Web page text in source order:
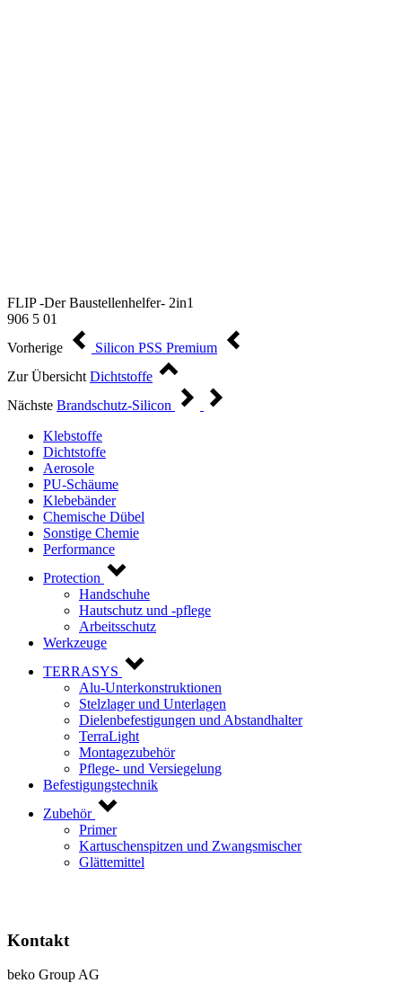
FLIP -Der Baustellenhelfer- 2in1
906 5 01
Vorherige
Silicon PSS Premium
Zur Übersicht Dichtstoffe
Nächste Brandschutz-Silicon
Klebstoffe
Dichtstoffe
Aerosole
PU-Schäume
Klebebänder
Chemische Dübel
Sonstige Chemie
Performance
Protection
Handschuhe
Hautschutz und -pflege
Arbeitsschutz
Werkzeuge
TERRASYS
Alu-Unterkonstruktionen
Stelzlager und Unterlagen
Dielenbefestigungen und Abstandhalter
TerraLight
Montagezubehör
Pflege- und Versiegelung
Befestigungstechnik
Zubehör
Primer
Kartuschenspitzen und Zwangsmischer
Glättemittel
Kontakt
beko Group AG